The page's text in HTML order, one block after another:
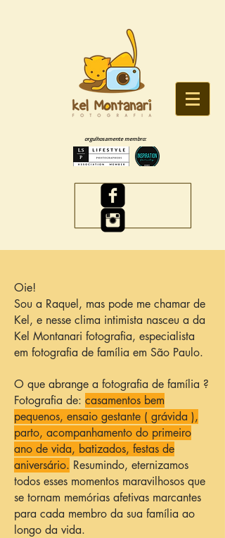
orgulhosamente membro:
Oie!
Sou a Raquel, mas pode me chamar de
Kel, e nesse clima intimista nasceu a da
Kel Montanari fotografia, especialista
em fotografia de família em São Paulo.
O que abrange a fotografia de família ?
Fotografia de: casamentos bem
pequenos, ensaio gestante ( grávida ),
parto, acompanhamento do primeiro
ano de vida, batizados, festas de
aniversário. Resumindo, eternizamos
todos esses momentos maravilhosos que
se tornam memórias afetivas marcantes
para cada membro da sua família ao
longo da vida.